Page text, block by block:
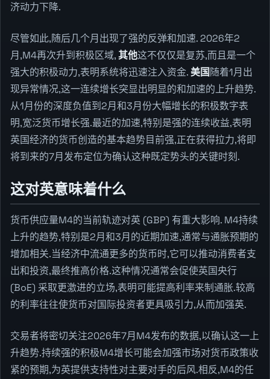
济动力下降.
尽管如此,随后几个月出现了强的反弹和加速. 2026年2
月,M4再次升到积极区域,其他这不仅仅是复苏,而且是一个
强大的积极动力,表明系统将迅速注入资金. 美国随着1月出
现异常情况,这一连续增长突显出明显的和加速的上升趋势.
从1月份的深度负值到2月和3月份大幅增长的积极数字表
明,宽泛货币增长强.最近的加速,特别是强的连续收益,表明
英国经济的货币创造的基本趋势目前强,正在获得拉力,将即
将到来的7月发布定位为确认这种既定势头的关键时刻.
这对英意味着什么
货币供应量M4的当前轨迹对英 (GBP) 有重大影响. M4持续
上升的趋势,特别是2月和3月的近期加速,通常与通胀预期的
增加相关.当经济中流通更多的货币时,它可以推动消费者支
出和投资,最终推高价格.这种情况通常会促使英国央行
(BoE) 采取更激进的立场,表明可能提高利率来制通胀.较高
的利率往往使货币对国际投资者更具吸引力,从而加强英.
交易者将密切关注2026年7月M4发布的数据,以确认这一上
升趋势.持续强的积极M4增长可能会加强市场对货币政策收
紧的预期,为英提供支持性对主要对手的后风.相反,M4的任